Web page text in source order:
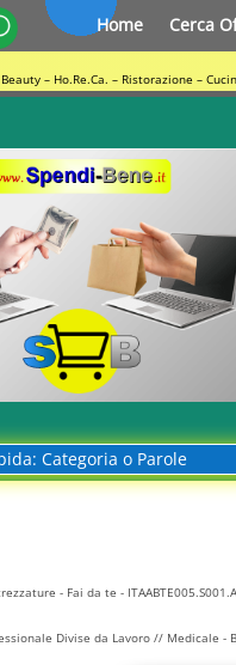
– Ho.Re.Ca. – Ristorazione –
Home Cerca
Categoria o Parole
- Fai da te -
Divise da Lavoro // Medicale -